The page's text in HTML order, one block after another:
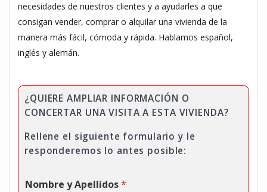
necesidades de nuestros clientes y a ayudarles a que
consigan vender, comprar o alquilar una vivienda de la
manera más fácil, cómoda y rápida. Hablamos español,
inglés y alemán.
¿QUIERE AMPLIAR INFORMACIÓN O
CONCERTAR UNA VISITA A ESTA VIVIENDA?
Rellene el siguiente formulario y le
responderemos lo antes posible:
Nombre y Apellidos*